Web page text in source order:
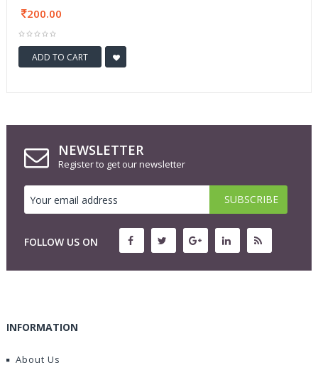
200.00
ADD TO CART
NEWSLETTER
Register to get our newsletter
FOLLOW US ON
INFORMATION
About Us